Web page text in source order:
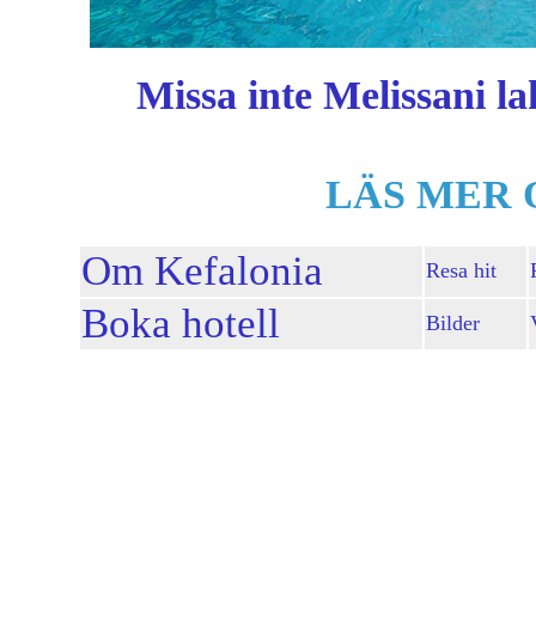
Missa inte Melissani
LÄS MER
Om Kefalonia Resa hit
Boka hotell Bilder